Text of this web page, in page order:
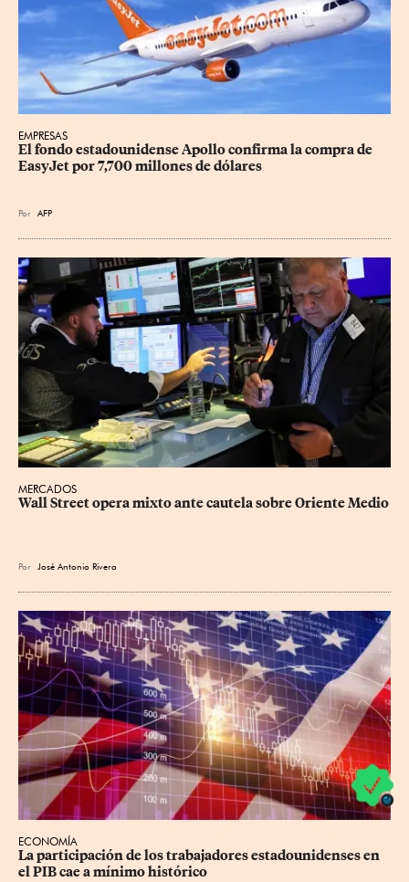
EMPRESAS
El fondo estadounidense Apollo confirma la compra de
EasyJet por 7,700 millones de dólares
Por AFP
MERCADOS
Wall Street opera mixto ante cautela sobre Oriente Medio
Por José Antonio Rivera
ECONOMÍA
La participación de los trabajadores estadounidenses en
el PIB cae a mínimo histórico